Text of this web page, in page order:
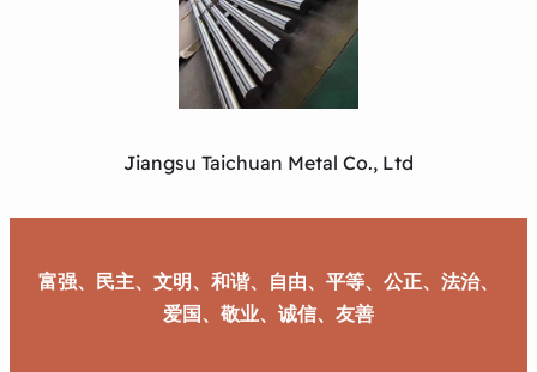
Jiangsu Taichuan Metal Co., Ltd
富强、民主、文明、和谐、自由、平等、公正、法治、
爱国、敬业、诚信、友善